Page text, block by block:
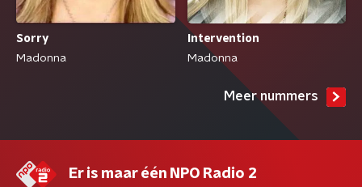
Sorry
Madonna
Intervention
Madonna
Meer nummers
Er is maar één NPO Radio 2